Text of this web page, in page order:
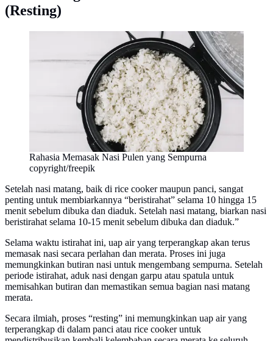
(Resting)
Rahasia Memasak Nasi Pulen yang Sempurna
copyright/freepik
Setelah nasi matang, baik di rice cooker maupun panci, sangat
penting untuk membiarkannya “beristirahat” selama 10 hingga 15
menit sebelum dibuka dan diaduk. Setelah nasi matang, biarkan nasi
beristirahat selama 10-15 menit sebelum dibuka dan diaduk.”
Selama waktu istirahat ini, uap air yang terperangkap akan terus
memasak nasi secara perlahan dan merata. Proses ini juga
memungkinkan butiran nasi untuk mengembang sempurna. Setelah
periode istirahat, aduk nasi dengan garpu atau spatula untuk
memisahkan butiran dan memastikan semua bagian nasi matang
merata.
Secara ilmiah, proses “resting” ini memungkinkan uap air yang
terperangkap di dalam panci atau rice cooker untuk